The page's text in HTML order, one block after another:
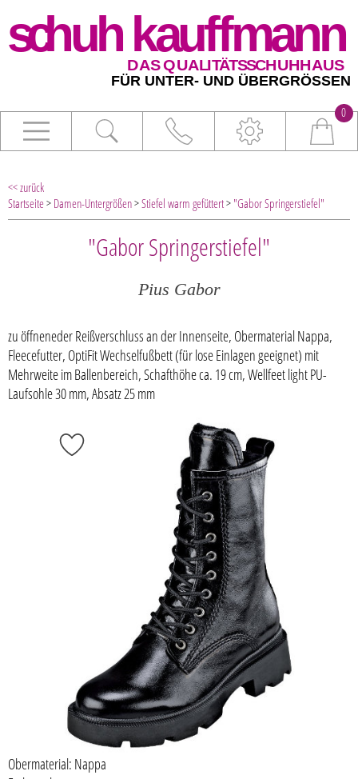
0
<< zurück
Startseite> Damen-Untergrößen>Stiefel warm gefüttert> "Gabor Springerstiefel"
"Gabor Springerstiefel"
Pius Gabor
zu öffneneder Reißverschluss an der Innenseite, Obermaterial Nappa,
Fleecefutter, OptiFit Wechselfußbett (für lose Einlagen geeignet) mit
Mehrweite im Ballenbereich, Schafthöhe ca. 19 cm, Wellfeet light PU-
Laufsohle 30 mm, Absatz 25 mm
Obermaterial: Nappa